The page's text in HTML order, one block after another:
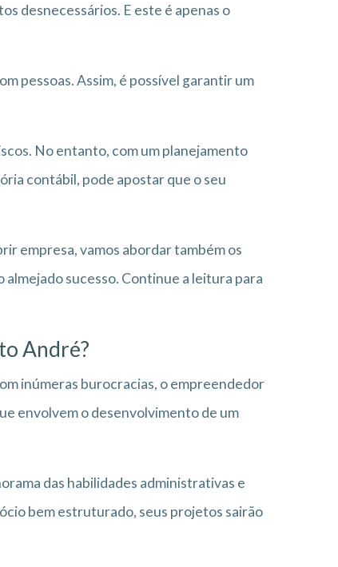
desnecessários. E este é apenas o
pessoas. Assim, é possível garantir um
No entanto, com um planejamento
contábil, pode apostar que o seu
empresa, vamos abordar também os
sucesso. Continue a leitura para
André?
inúmeras burocracias, o empreendedor
envolvem o desenvolvimento de um
das habilidades administrativas e
bem estruturado, seus projetos sairão